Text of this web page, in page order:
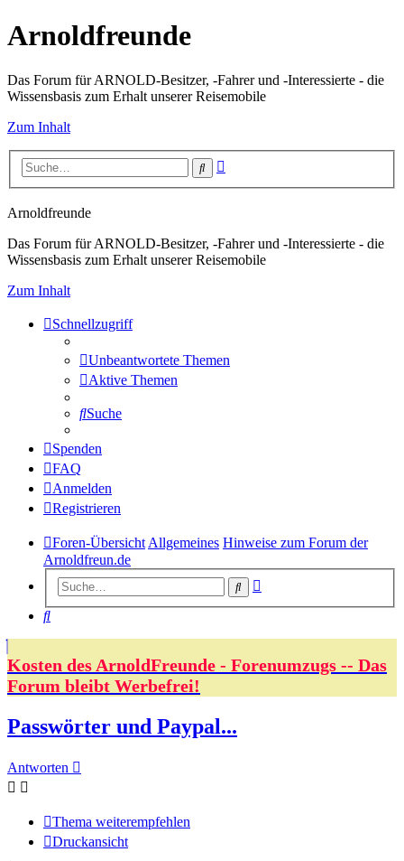
Arnoldfreunde
Das Forum für ARNOLD-Besitzer, -Fahrer und -Interessierte - die
Wissensbasis zum Erhalt unserer Reisemobile
Zum Inhalt
Suche
Arnoldfreunde
Das Forum für ARNOLD-Besitzer, -Fahrer und -Interessierte - die
Wissensbasis zum Erhalt unserer Reisemobile
Zum Inhalt
Schnellzugriff
Unbeantwortete Themen
Aktive Themen
Suche
Spenden
FAQ
Anmelden
Registrieren
Foren-ÜbersichtAllgemeines Hinweise zum Forum der
Arnoldfreun.de
Suche
Suche
Kosten des ArnoldFreunde - Forenumzugs -- Das
Forum bleibt Werbefrei!
Passwörter und Paypal...
Antworten
Thema weiterempfehlen
Druckansicht